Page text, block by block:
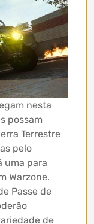
nesta
possam
Terrestre
pelo
uma para
Warzone.
Passe de
de